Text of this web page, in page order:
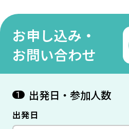
ィリピン航空乗継便利用-
リ島
ガ
ス
お申し込み・
お問い合わせ
1 出発日・参加人数
出発日